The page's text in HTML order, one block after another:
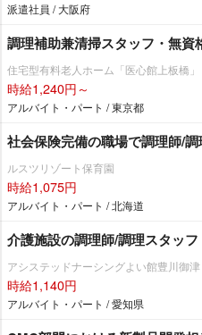
派遣社員 / 大阪府
調理補助兼清掃スタッフ・無資
住宅型有料老人ホーム「医心館上板橋」
時給1,240円～
アルバイト・パート / 東京都
社会保険完備の職場で調理師/
ルスツリゾート保育園
時給1,075円
アルバイト・パート / 北海道
介護施設の調理師/調理スタッフ
アシステッドナーシングよい館豊川御津
時給1,140円
アルバイト・パート / 愛知県